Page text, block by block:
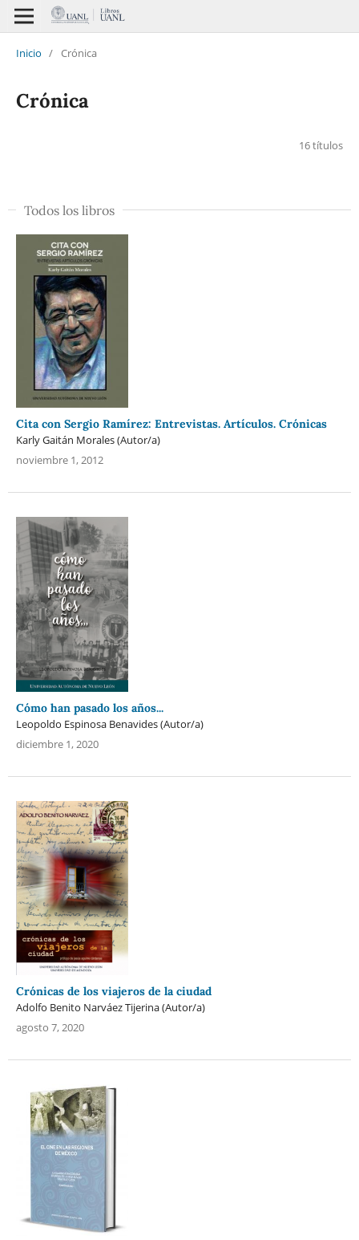
Inicio / Crónica
Crónica
16 títulos
Todos los libros
Cita con Sergio Ramírez: Entrevistas. Artículos. Crónicas
Karly Gaitán Morales (Autor/a)
noviembre 1, 2012
Cómo han pasado los años...
Leopoldo Espinosa Benavides (Autor/a)
diciembre 1, 2020
Crónicas de los viajeros de la ciudad
Adolfo Benito Narváez Tijerina (Autor/a)
agosto 7, 2020